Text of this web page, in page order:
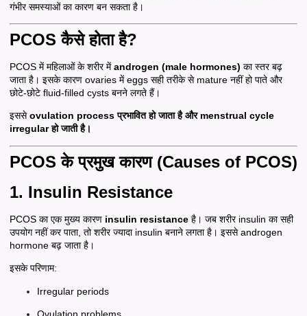
गंभीर समस्याओं का कारण बन सकता है।
PCOS कैसे होता है?
PCOS में महिलाओं के शरीर मेंandrogen (male hormones) का स्तर बढ़
जाता है। इसके कारण ovaries में eggs सही तरीके से mature नहीं हो पाते और
छोटे-छोटे fluid-filled cysts बनने लगते हैं।
इससेovulation process प्रभावित हो जाता है और menstrual cycle
irregular हो जाती है।
PCOS के प्रमुख कारण (Causes of PCOS)
1. Insulin Resistance
PCOS का एक मुख्य कारण insulin resistance है। जब शरीर insulin का सही
उपयोग नहीं कर पाता, तो शरीर ज्यादा insulin बनाने लगता है। इससे androgen
hormone बढ़ जाता है।
इसके परिणाम:
Irregular periods